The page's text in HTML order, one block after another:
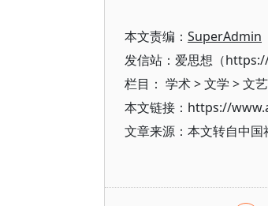
本文责编： SuperAdmin
发信站：爱思想（
栏目： 学术>文学 >文
本文链接：https://
文章来源：本文转自中国